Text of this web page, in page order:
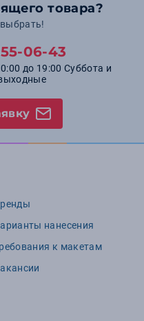
товара?
06-43
до 19:00 Суббота и
нанесения
к макетам